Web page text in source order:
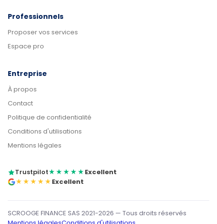
Professionnels
Proposer vos services
Espace pro
Entreprise
À propos
Contact
Politique de confidentialité
Conditions d'utilisations
Mentions légales
Trustpilot★★★★★ Excellent
★★★★★ Excellent
SCROOGE FINANCE SAS 2021-2026 — Tous droits réservés